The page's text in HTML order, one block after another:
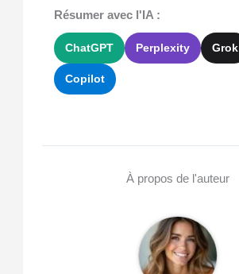
Résumer avec l'IA :
ChatGPT Perplexity Grok
Copilot
À propos de l'auteur